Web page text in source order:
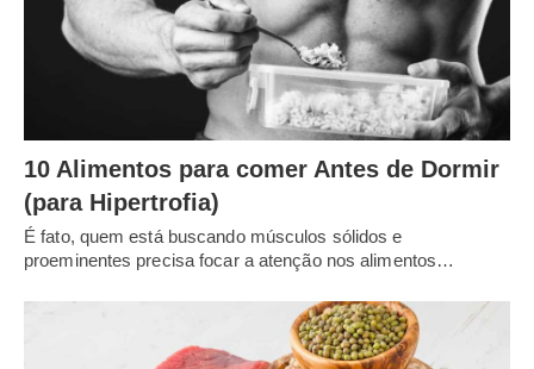
10 Alimentos para comer Antes de Dormir
(para Hipertrofia)
É fato, quem está buscando músculos sólidos e
proeminentes precisa focar a atenção nos alimentos…